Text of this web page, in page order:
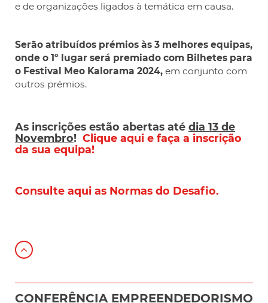
e de organizações ligados à temática em causa.
Serão atribuídos prémios às 3 melhores equipas,
onde o 1º lugar será premiado com Bilhetes para
o Festival Meo Kalorama 2024, em conjunto com
outros prémios.
As inscrições estão abertas até dia 13 de
Novembro! Clique aqui e faça a inscrição
da sua equipa!
Consulte aqui as Normas do Desafio.
CONFERÊNCIA EMPREENDEDORISMO